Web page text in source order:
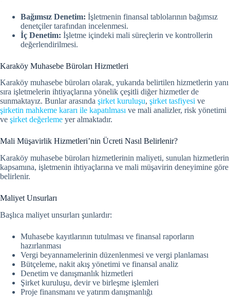
Bağımsız Denetim: İşletmenin finansal tablolarının bağımsız
denetçiler tarafından incelenmesi.
İç Denetim: İşletme içindeki mali süreçlerin ve kontrollerin
değerlendirilmesi.
Karaköy Muhasebe Büroları Hizmetleri
Karaköy muhasebe büroları olarak, yukarıda belirtilen hizmetlerin yanı
sıra işletmelerin ihtiyaçlarına yönelik çeşitli diğer hizmetler de
sunmaktayız. Bunlar arasında şirket kuruluşu, şirket tasfiyesi ve
şirketin mahkeme kararı ile kapatılması ve mali analizler, risk yönetimi
ve şirket değerleme yer almaktadır.
Mali Müşavirlik Hizmetleri’nin Ücreti Nasıl Belirlenir?
Karaköy muhasebe büroları hizmetlerinin maliyeti, sunulan hizmetlerin
kapsamına, işletmenin ihtiyaçlarına ve mali müşavirin deneyimine göre
belirlenir.
Maliyet Unsurları
Başlıca maliyet unsurları şunlardır:
Muhasebe kayıtlarının tutulması ve finansal raporların
hazırlanması
Vergi beyannamelerinin düzenlenmesi ve vergi planlaması
Bütçeleme, nakit akış yönetimi ve finansal analiz
Denetim ve danışmanlık hizmetleri
Şirket kuruluşu, devir ve birleşme işlemleri
Proje finansmanı ve yatırım danışmanlığı